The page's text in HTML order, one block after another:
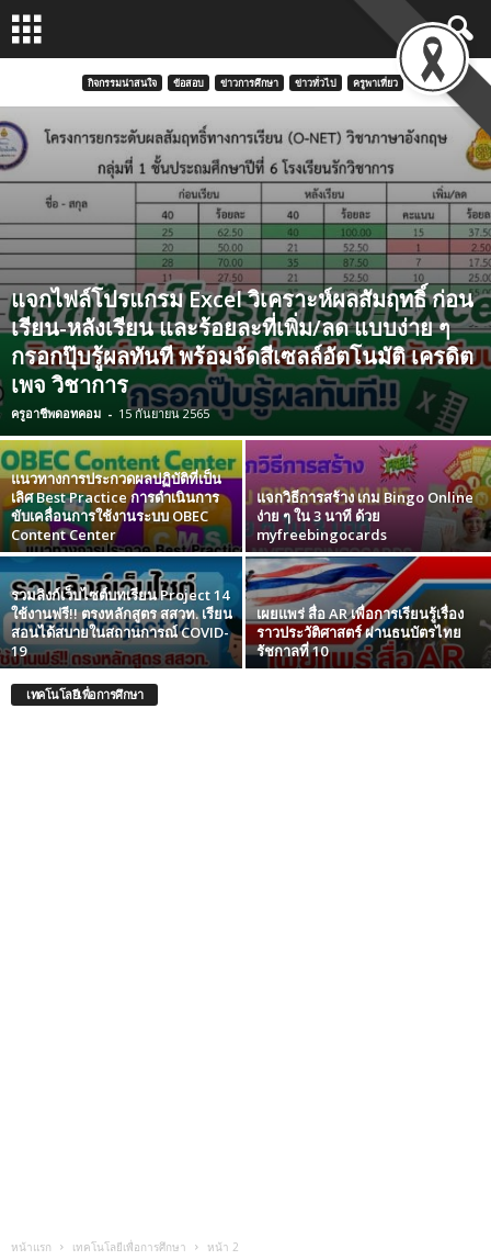
กิจกรรมน่าสนใจ ข้อสอบ ข่าวการศึกษา ข่าวทั่วไป ครูพาเที่ยว
แจกไฟล์โปรแกรม Excel วิเคราะห์ผลสัมฤทธิ์ ก่อน
เรียน-หลังเรียน และร้อยละที่เพิ่ม/ลด แบบง่าย ๆ
กรอกปุ๊บรู้ผลทันที พร้อมจัดสีเซลล์อัตโนมัติ เครดิต
เพจ วิชาการ
ครูอาชีพดอทคอม - 15 กันยายน 2565
แนวทางการประกวดผลปฏิบัติที่เป็น
เลิศ Best Practice การดําเนินการ
ขับเคลื่อนการใช้งานระบบ OBEC
Content Center
แจกวิธีการสร้าง เกม Bingo Online
ง่าย ๆ ใน 3 นาที ด้วย
myfreebingocards
รวมลิงก์เว็บไซต์บทเรียน Project 14
ใช้งานฟรี!! ตรงหลักสูตร สสวท. เรียน
สอนได้สบายในสถานการณ์ COVID-
19
เผยแพร่ สื่อ AR เพื่อการเรียนรู้เรื่อง
ราวประวัติศาสตร์ ผ่านธนบัตรไทย
รัชกาลที่ 10
เทคโนโลยีเพื่อการศึกษา
หน้าแรก เทคโนโลยีเพื่อการศึกษา หน้า 2